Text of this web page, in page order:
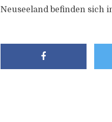
Neuseeland befinden sich